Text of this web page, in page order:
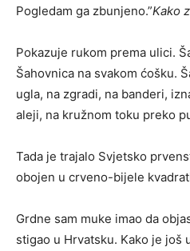
Pogledam ga zbunjeno.”Kako
Pokazuje rukom prema ulici.
Šahovnica na svakom ćošku.
ugla, na zgradi, na banderi,
aleji, na kružnom toku preko
Tada je trajalo Svjetsko
obojen u crveno-bijele
Grdne sam muke imao da
stigao u Hrvatsku. Kako je još